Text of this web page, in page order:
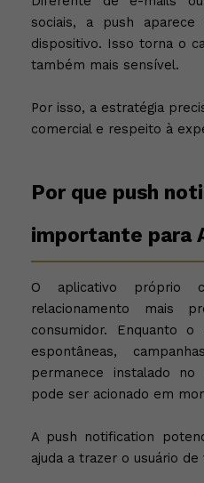
sociais, a push
dispositivo. Isso torna o
também mais sensível.
Por isso, a estratégia
comercial e respeito à
Por que push
importante para
O aplicativo próprio
relacionamento mais
consumidor. Enquanto
espontâneas,
permanece instalado
pode ser acionado em
A push notification
ajuda a trazer o usuário